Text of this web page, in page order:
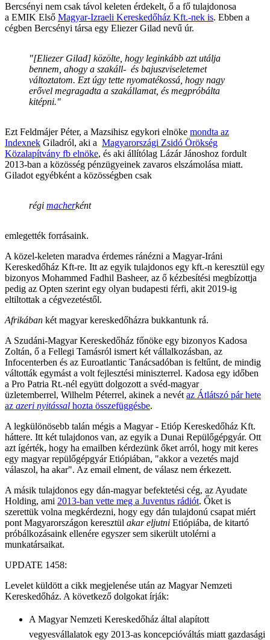
Bercsényi nem csak távol keleten érdekelt, ő a fő tulajdonosa
a EMIK Első Magyar-Izraeli Kereskedőház Kft.-nek is. Ebben a
cégben Bercsényi társa egy Eliezer Gilad nevű úr.
"[Eliezer Gilad] közölte, hogy leginkább azt utálja
bennem, ahogy a szakáll- és bajuszviseletemet
változtatom. Ezt úgy tette nyomatékossá, hogy nagy
erővel megragadta a szakállamat, és megpróbálta
kitépni."
Ezt Feldmájer Péter, a Mazsihisz egykori elnöke mondta az
Indexnek Giladról, aki a Magyarországi Zsidó Örökség
Közalapítvány fb elnöke, és aki állítólag Lázár Jánoshoz fordult
2013-ban a közösség pénzügyeinek zavaros elszámolása miatt.
Giladot egyébként a közösségben csak
régi macherként
emlegették forrásaink.
A közel-keleten maradva érdemes ránézni a Magyar-Iráni
Kereskedőház Kft-re. Itt az egyik tulajdonos egy kft.-n keresztül egy
bizonyos Mohammed Fadhil Basheer, az ő kézbesítési megbízottja
pedig az Opten szerint egy olyan budapesti férfi, akit 2019-ig
eltiltottak a cégvezetéstől.
Afrikában két magyar kereskedőházra bukkantunk rá.
A Szudáni-Magyar Kereskedőház főnöke egy bizonyos Kadosa
Zoltán, ő a Fellegi Tamásról ismert két vállalkozásban, az
Infocenterben és az Euroatlantic Tanácsadóban is feltűnt, de mindig
váltották egymást a volt fejlesztési miniszterrel. Kadosa egy időben
a Pro Patria Rt.-nél együtt dolgozott a svéd-magyar
üzletemberrel, Wilhelm Péterrel, akinek a nevét az Átlátszó pár hete
az azeri nyitással hozta összefüggésbe.
A legkülönösebb talán mégis a Magyar - Etióp Kereskedőház Kft.
háttere. Itt két tulajdonos van, az egyik a Dunai Repülőgépgyár. Ott
azt ígérték, hogy ha emailben kérdezünk őket arról, hogy mit keres
egy magyar repülőgépgyár Etiópiában, "akkor a vezetés majd
válaszol, ha akar". Az email elment, de válasz nem érkezett.
A másik tulajdonos egy dán-magyar befektetési cég, az Ayudate
Holding, ami 2013-ban vette meg a Juventus rádiót. Őket is
szerettük volna megkérdezni, hogy egy dán tulajdonú csapat miért
pont Magyarországon keresztül akar eljutni Etiópiába, de kitartó
próbálkozásaink ellenére egyszer sem sikerült utolérni a
munkatársaikat.
UPDATE 1458:
Levelet küldött a cikk megjelenése után az Magyar Nemzeti
Kereskedőház. A következő dolgokat írják:
A Magyar Nemzeti Kereskedőház által alapított
vegyesvállalatok egy 2013-as koncepcióváltás miatt gazdasági